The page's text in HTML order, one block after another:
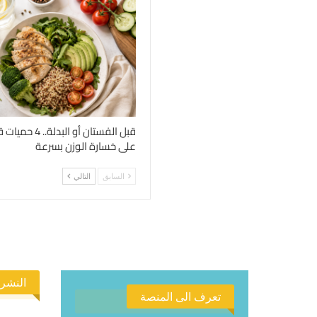
قبل الفستان أو
على خسارة الوزن بسرعة
السابق التالي
تعرف الى المنصة